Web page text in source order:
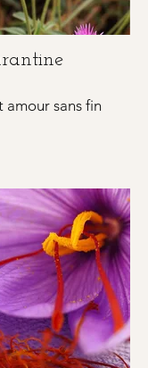
sans fin